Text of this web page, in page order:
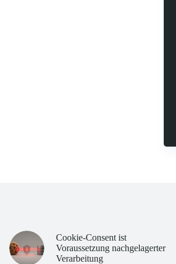
Cookie-Consent ist
Voraussetzung nachgelagerter
Verarbeitung